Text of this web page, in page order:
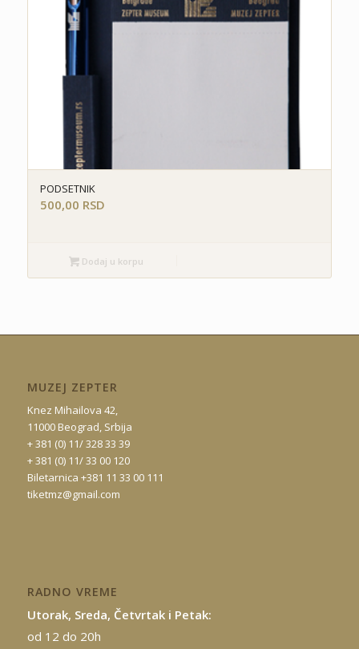
PODSETNIK
500,00 RSD
Dodaj u korpu
MUZEJ ZEPTER
Knez Mihailova 42,
11000 Beograd, Srbija
+ 381 (0) 11/ 328 33 39
+ 381 (0) 11/ 33 00 120
Biletarnica +381 11 33 00 111
tiketmz@gmail.com
RADNO VREME
Utorak, Sreda, Četvrtak i Petak:
od 12 do 20h